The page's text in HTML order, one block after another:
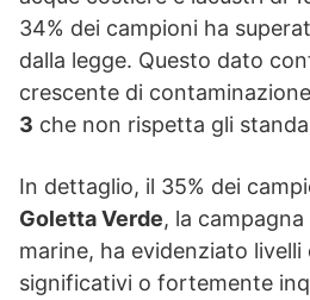
34% dei campioni ha
dalla legge. Questo dato
crescente di
3 che non rispetta gli
In dettaglio, il 35% dei
Goletta Verde, la
marine, ha evidenziato
significativi o fortemente